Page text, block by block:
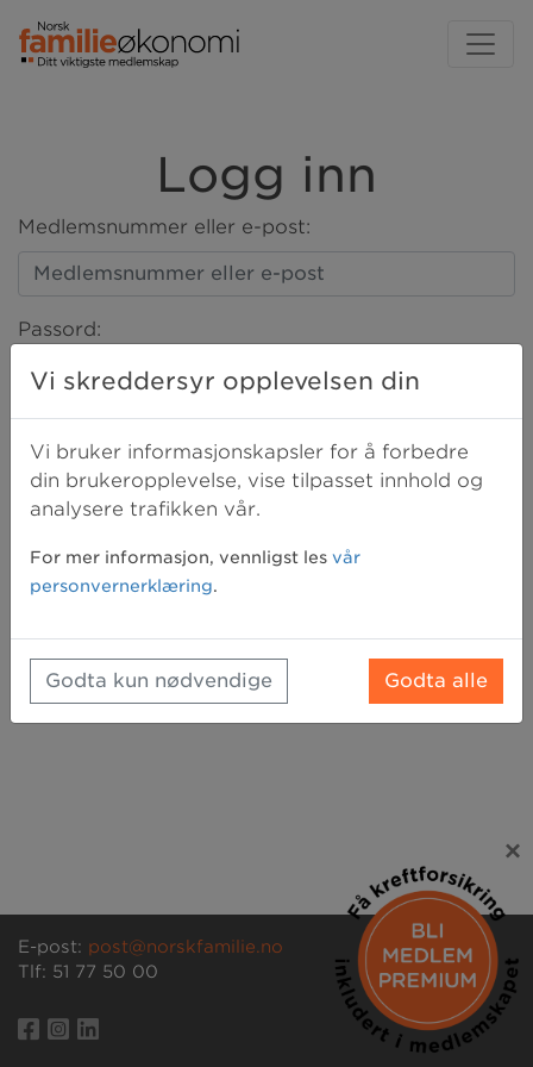
Logg inn
Medlemsnummer eller e-post:
Passord:
LOGG INN
E-post: post@norskfamilie.no
Tlf: 51 77 50 00
×
Vi skreddersyr opplevelsen din
Vi bruker informasjonskapsler for å forbedre
din brukeropplevelse, vise tilpasset innhold og
analysere trafikken vår.
For mer informasjon, vennligst les vår
personvernerklæring.
Godta kun nødvendige Godta alle